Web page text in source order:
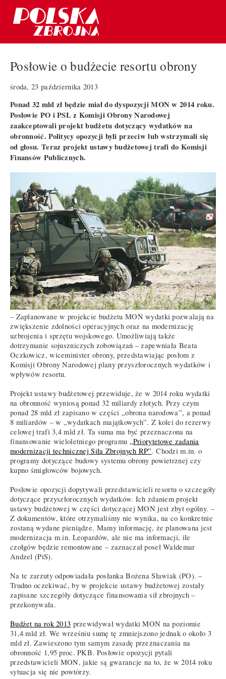
Posłowie o budżecie resortu obrony
środa, 23 października 2013
Ponad 32 mld zł będzie miał do dyspozycji MON w 2014 roku.
Posłowie PO i PSL z Komisji Obrony Narodowej
zaakceptowali projekt budżetu dotyczący wydatków na
obronność. Politycy opozycji byli przeciw lub wstrzymali się
od głosu. Teraz projekt ustawy budżetowej trafi do Komisji
Finansów Publicznych.
– Zaplanowane w projekcie budżetu MON wydatki pozwalają na
zwiększenie zdolności operacyjnych oraz na modernizację
uzbrojenia i sprzętu wojskowego. Umożliwiają także
dotrzymanie sojuszniczych zobowiązań – zapewniała Beata
Oczkowicz, wiceminister obrony, przedstawiając posłom z
Komisji Obrony Narodowej plany przyszłorocznych wydatków i
wpływów resortu.
Projekt ustawy budżetowej przewiduje, że w 2014 roku wydatki
na obronność wyniosą ponad 32 miliardy złotych. Przy czym
ponad 28 mld zł zapisano w części „obrona narodowa”, a ponad
8 miliardów – w „wydatkach majątkowych”. Z kolei do rezerwy
celowej trafi 3,4 mld zł. Ta suma ma być przeznaczona na
finansowanie wieloletniego programu „Priorytetowe zadania
modernizacji technicznej Siła Zbrojnych RP”. Chodzi m.in. o
programy dotyczące budowy systemu obrony powietrznej czy
kupno śmigłowców bojowych.
Posłowie opozycji dopytywali przedstawicieli resortu o szczegóły
dotyczące przyszłorocznych wydatków. Ich zdaniem projekt
ustawy budżetowej w części dotyczącej MON jest zbyt ogólny. –
Z dokumentów, które otrzymaliśmy nie wynika, na co konkretnie
zostaną wydane pieniądze. Mamy informację, że planowana jest
modernizacja m.in. Leopardów, ale nie ma informacji, ile
czołgów będzie remontowane – zaznaczał poseł Waldemar
Andzel (PiS).
Na te zarzuty odpowiadała posłanka Bożena Sławiak (PO). –
Trudno oczekiwać, by w projekcie ustawy budżetowej zostały
zapisane szczegóły dotyczące finansowania sił zbrojnych –
przekonywała.
Budżet na rok 2013 przewidywał wydatki MON na poziomie
31,4 mld zł. We wrześniu sumę tę zmniejszono jednak o około 3
mld zł. Zawieszono tym samym zasadę przeznaczania na
obronność 1,95 proc. PKB. Posłowie opozycji pytali
przedstawicieli MON, jakie są gwarancje na to, że w 2014 roku
sytuacja się nie powtórzy.